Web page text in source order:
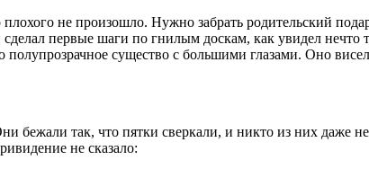
не произошло. Нужно забрать родительский
первые шаги по гнилым доскам, как увидел нечто
полупрозрачное существо с большими глазами. Оно
так, что пятки сверкали, и никто из них даже не
не сказало: